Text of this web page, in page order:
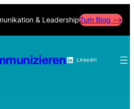
& LeadershipZum Blog –>
LinkedIn